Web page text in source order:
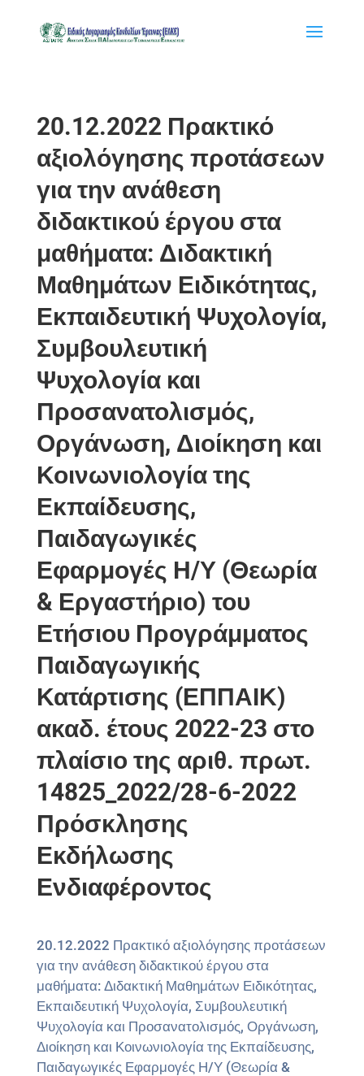
20.12.2022 Πρακτικό
αξιολόγησης προτάσεων
για την ανάθεση
διδακτικού έργου στα
μαθήματα: Διδακτική
Μαθημάτων Ειδικότητας,
Εκπαιδευτική Ψυχολογία,
Συμβουλευτική
Ψυχολογία και
Προσανατολισμός,
Οργάνωση, Διοίκηση και
Κοινωνιολογία της
Εκπαίδευσης,
Παιδαγωγικές
Εφαρμογές Η/Υ (Θεωρία
& Εργαστήριο) του
Ετήσιου Προγράμματος
Παιδαγωγικής
Κατάρτισης (ΕΠΠΑΙΚ)
ακαδ. έτους 2022-23 στο
πλαίσιο της αριθ. πρωτ.
14825_2022/28-6-2022
Πρόσκλησης
Εκδήλωσης
Ενδιαφέροντος
20.12.2022 Πρακτικό αξιολόγησης προτάσεων
για την ανάθεση διδακτικού έργου στα
μαθήματα: Διδακτική Μαθημάτων Ειδικότητας,
Εκπαιδευτική Ψυχολογία, Συμβουλευτική
Ψυχολογία και Προσανατολισμός, Οργάνωση,
Διοίκηση και Κοινωνιολογία της Εκπαίδευσης,
Παιδαγωγικές Εφαρμογές Η/Υ (Θεωρία &